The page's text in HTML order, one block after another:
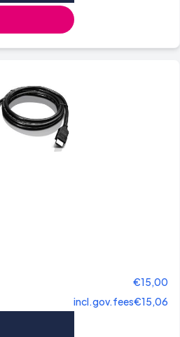
€15,00
incl.gov.fees€15,06